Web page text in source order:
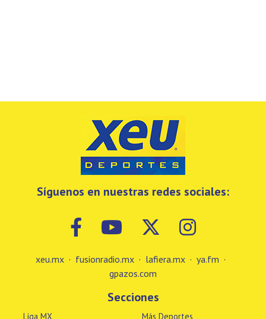
Síguenos en nuestras redes sociales:
xeu.mx · fusionradio.mx · lafiera.mx · ya.fm ·
gpazos.com
Secciones
Liga MX Más Deportes